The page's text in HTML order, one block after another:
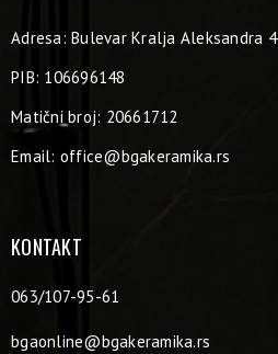
Adresa: Bulevar Kralja Aleksandra
PIB: 106696148
Matični broj: 20661712
Email: office@bgakeramika.rs
KONTAKT
063/107-95-61
bgaonline@bgakeramika.rs